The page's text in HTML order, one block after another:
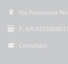
Via Provinciale
P. IVA
Contattaci